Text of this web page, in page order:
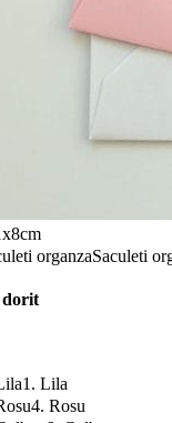
Saculeti
dorit
1. Lila
4. Rosu